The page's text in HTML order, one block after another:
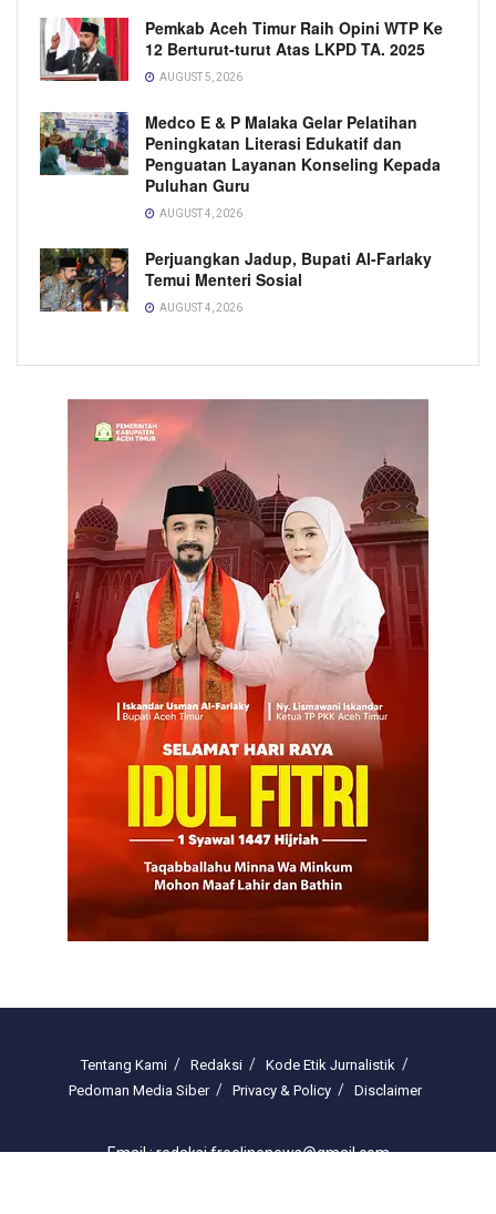
Pemkab Aceh Timur Raih Opini WTP Ke
12 Berturut-turut Atas LKPD TA. 2025
AUGUST 5, 2026
Medco E & P Malaka Gelar Pelatihan
Peningkatan Literasi Edukatif dan
Penguatan Layanan Konseling Kepada
Puluhan Guru
AUGUST 4, 2026
Perjuangkan Jadup, Bupati Al-Farlaky
Temui Menteri Sosial
AUGUST 4, 2026
Tentang Kami Redaksi
Kode Etik Jurnalistik
Pedoman Media Siber
Privacy & Policy Disclaimer
Email : redaksi.freelinenews@gmail.com